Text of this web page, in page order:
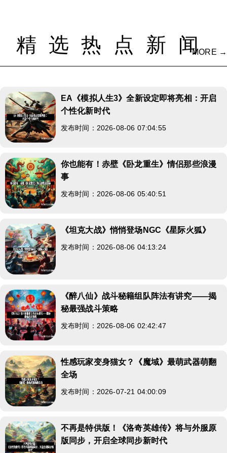
精选热点新闻
MORE →
EA《模拟人生3》全新设定即将亮相：开启
个性化新时代
发布时间：2026-08-06 07:04:55
你也能有！赤壁《卧龙重生》情侣那些浪漫
事
发布时间：2026-08-06 05:40:51
《坦克大战》悄悄登场NGC《星际火狐》
发布时间：2026-08-06 04:13:24
《醉八仙》战斗秘籍组队阵法有讲究——揭
秘最强战斗策略
发布时间：2026-08-06 02:42:47
性感玩家变身猫女？《魔域》最萌武器萌翻
全场
发布时间：2026-07-21 04:00:09
不再是特供版！《洛奇英雄传》将与外服原
版同步，开启全球同步新时代